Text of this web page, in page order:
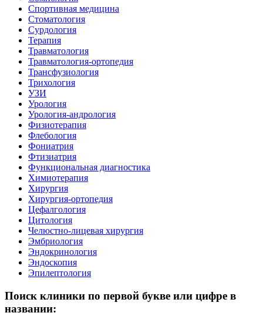
Спортивная медицина
Стоматология
Сурдология
Терапия
Травматология
Травматология-ортопедия
Трансфузиология
Трихология
УЗИ
Урология
Урология-андрология
Физиотерапия
Флебология
Фониатрия
Фтизиатрия
Функциональная диагностика
Химиотерапия
Хирургия
Хирургия-ортопедия
Цефалгология
Цитология
Челюстно-лицевая хирургия
Эмбриология
Эндокринология
Эндоскопия
Эпилептология
Поиск клиники по первой букве или цифре в
названии: